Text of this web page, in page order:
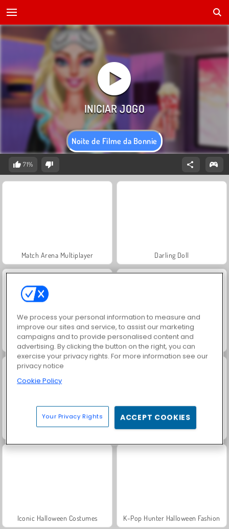
Noite de Filme da Bonnie
71%
Match Arena Multiplayer Darling Doll
Anime Couple: Avatar Maker Fashion Battle
K-Pop Hunter Fashion Gloomy Princess Favorite Toy
Iconic Halloween Costumes K-Pop Hunter Halloween Fashion
We process your personal information to measure and
improve our sites and service, to assist our marketing
campaigns and to provide personalised content and
advertising. By clicking the button on the right, you can
exercise your privacy rights. For more information see our
privacy notice
Cookie Policy
Your Privacy Rights ACCEPT COOKIES